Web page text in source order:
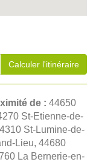
Calculer l'itinéraire
de : 44650
St-Etienne-de-
St-Lumine-de-
Lieu, 44680
La Bernerie-en-